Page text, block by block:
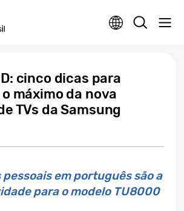
cinco dicas para
máximo da nova
TVs da Samsung
em português são a
para o modelo TU8000